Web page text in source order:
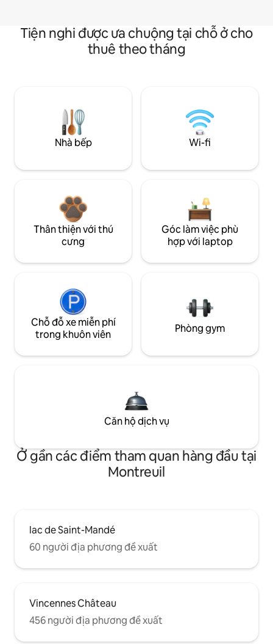
Tiện nghi được ưa chuộng tại chỗ ở cho
thuê theo tháng
Nhà bếp Wi-fi
Thân thiện với thú
cưng
Góc làm việc phù
hợp với laptop
Chỗ đỗ xe miễn phí
trong khuôn viên
Phòng gym
Căn hộ dịch vụ
Ở gần các điểm tham quan hàng đầu tại
Montreuil
lac de Saint-Mandé
60 người địa phương đề xuất
Vincennes Château
456 người địa phương đề xuất